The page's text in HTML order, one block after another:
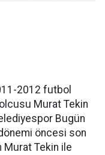
2012 futbol
Murat Tekin
Bugün
öncesi son
Tekin ile